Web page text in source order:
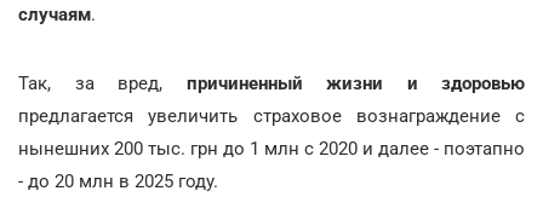
случаям.
Так, за вред, причиненный жизни и здоровью
предлагается увеличить страховое вознаграждение с
нынешних 200 тыс. грн до 1 млн с 2020 и далее - поэтапно
- до 20 млн в 2025 году.